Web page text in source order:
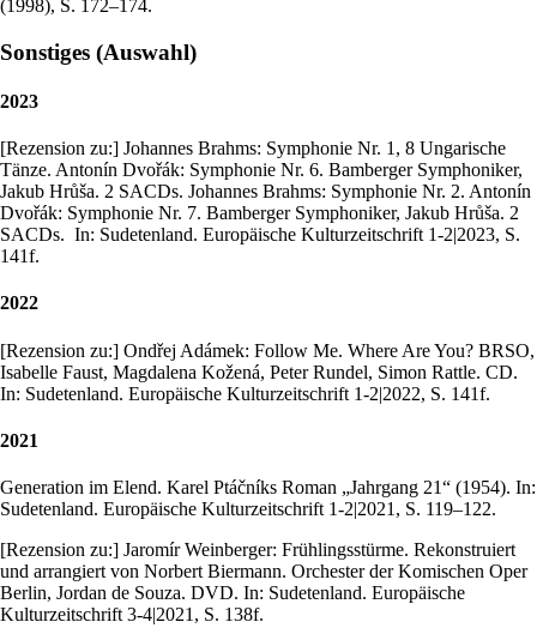
(1998), S. 172–174.
Sonstiges (Auswahl)
2023
[Rezension zu:] Johannes Brahms: Symphonie Nr. 1, 8 Ungarische
Tänze. Antonín Dvořák: Symphonie Nr. 6. Bamberger Symphoniker,
Jakub Hrůša. 2 SACDs. Johannes Brahms: Symphonie Nr. 2. Antonín
Dvořák: Symphonie Nr. 7. Bamberger Symphoniker, Jakub Hrůša. 2
SACDs. In: Sudetenland. Europäische Kulturzeitschrift 1-2|2023, S.
141f.
2022
[Rezension zu:] Ondřej Adámek: Follow Me. Where Are You? BRSO,
Isabelle Faust, Magdalena Kožená, Peter Rundel, Simon Rattle. CD.
In: Sudetenland. Europäische Kulturzeitschrift 1-2|2022, S. 141f.
2021
Generation im Elend. Karel Ptáčníks Roman „Jahrgang 21“ (1954). In:
Sudetenland. Europäische Kulturzeitschrift 1-2|2021, S. 119–122.
[Rezension zu:] Jaromír Weinberger: Frühlingsstürme. Rekonstruiert
und arrangiert von Norbert Biermann. Orchester der Komischen Oper
Berlin, Jordan de Souza. DVD. In: Sudetenland. Europäische
Kulturzeitschrift 3-4|2021, S. 138f.